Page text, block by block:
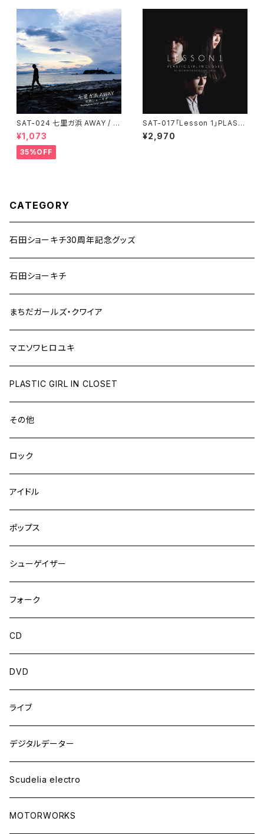
SAT-024 七里ガ浜 AWAY / 石
田ショーキチ
¥1,073
35%OFF
SAT-017「Lesson 1」PLASTI
C GIRL IN CLOSET
¥2,970
CATEGORY
石田ショーキチ30周年記念グッズ
石田ショーキチ
まちだガールズ・クワイア
マエソワヒロユキ
PLASTIC GIRL IN CLOSET
その他
ロック
アイドル
ポップス
シューゲイザー
フォーク
CD
DVD
ライブ
デジタルデーター
Scudelia electro
MOTORWORKS